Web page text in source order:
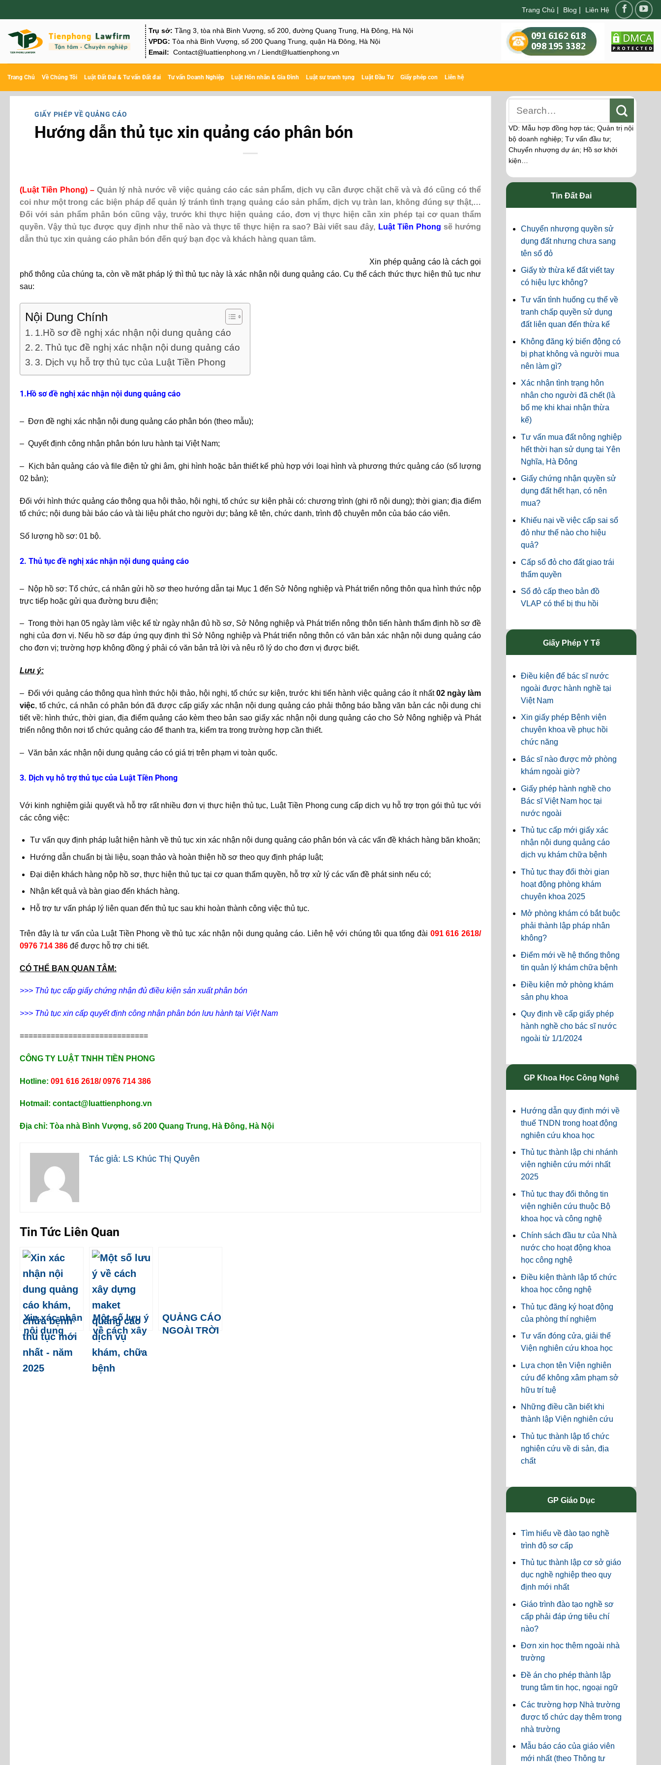
nội
dung
Trang Chủ | Blog | Liên Hệ
Trụ sở: Tầng 3, tòa nhà Bình Vượng, số 200, đường Quang Trung, Hà Đông, Hà Nội
VPDG: Tòa nhà Bình Vượng, số 200 Quang Trung, quận Hà Đông, Hà Nội
Email: Contact@luattienphong.vn / Liendt@luattienphong.vn
Trang Chủ Về Chúng Tôi Luật Đất Đai & Tư vấn Đất đai Tư vấn Doanh Nghiệp Luật Hôn nhân & Gia Đình Luật sư tranh tụng Luật Đầu Tư Giấy phép con Liên hệ
GIẤY PHÉP VỀ QUẢNG CÁO
Hướng dẫn thủ tục xin quảng cáo phân bón
(Luật Tiền Phong) – Quản lý nhà nước về việc quảng cáo các sản phẩm, dịch vụ cần được chặt chẽ và và đó cũng có thể
coi như một trong các biện pháp để quản lý tránh tình trạng quảng cáo sản phẩm, dịch vụ tràn lan, không đúng sự thật,…
Đối với sản phẩm phân bón cũng vậy, trước khi thực hiện quảng cáo, đơn vị thực hiện cần xin phép tại cơ quan thẩm
quyền. Vậy thủ tục được quy định như thế nào và thực tế thực hiện ra sao? Bài viết sau đây, Luật Tiền Phong sẽ hướng
dẫn thủ tục xin quảng cáo phân bón đến quý bạn đọc và khách hàng quan tâm.
Xin phép quảng cáo là cách gọi
phổ thông của chúng ta, còn về mặt pháp lý thì thủ tục này là xác nhận nội dung quảng cáo. Cụ thể cách thức thực hiện thủ tục như
sau:
Nội Dung Chính
1.Hồ sơ đề nghị xác nhận nội dung quảng cáo
2. Thủ tục đề nghị xác nhận nội dung quảng cáo
3. Dịch vụ hỗ trợ thủ tục của Luật Tiền Phong
1.Hồ sơ đề nghị xác nhận nội dung quảng cáo
– Đơn đề nghị xác nhận nội dung quảng cáo phân bón (theo mẫu);
– Quyết định công nhận phân bón lưu hành tại Việt Nam;
– Kịch bản quảng cáo và file điện tử ghi âm, ghi hình hoặc bản thiết kế phù hợp với loại hình và phương thức quảng cáo (số lượng
02 bản);
Đối với hình thức quảng cáo thông qua hội thảo, hội nghị, tổ chức sự kiện phải có: chương trình (ghi rõ nội dung); thời gian; địa điểm
tổ chức; nội dung bài báo cáo và tài liệu phát cho người dự; bảng kê tên, chức danh, trình độ chuyên môn của báo cáo viên.
Số lượng hồ sơ: 01 bộ.
2. Thủ tục đề nghị xác nhận nội dung quảng cáo
– Nộp hồ sơ: Tổ chức, cá nhân gửi hồ sơ theo hướng dẫn tại Mục 1 đến Sở Nông nghiệp và Phát triển nông thôn qua hình thức nộp
trực tiếp hoặc gửi qua đường bưu điện;
– Trong thời hạn 05 ngày làm việc kể từ ngày nhận đủ hồ sơ, Sở Nông nghiệp và Phát triển nông thôn tiến hành thẩm định hồ sơ đề
nghị của đơn vị. Nếu hồ sơ đáp ứng quy định thì Sở Nông nghiệp và Phát triển nông thôn có văn bản xác nhận nội dung quảng cáo
cho đơn vị; trường hợp không đồng ý phải có văn bản trả lời và nêu rõ lý do cho đơn vị được biết.
Lưu ý:
– Đối với quảng cáo thông qua hình thức hội thảo, hội nghị, tổ chức sự kiện, trước khi tiến hành việc quảng cáo ít nhất02 ngày làm
việc, tổ chức, cá nhân có phân bón đã được cấp giấy xác nhận nội dung quảng cáo phải thông báo bằng văn bản các nội dung chi
tiết về: hình thức, thời gian, địa điểm quảng cáo kèm theo bản sao giấy xác nhận nội dung quảng cáo cho Sở Nông nghiệp và Phát
triển nông thôn nơi tổ chức quảng cáo để thanh tra, kiểm tra trong trường hợp cần thiết.
– Văn bản xác nhận nội dung quảng cáo có giá trị trên phạm vi toàn quốc.
3. Dịch vụ hỗ trợ thủ tục của Luật Tiền Phong
Với kinh nghiệm giải quyết và hỗ trợ rất nhiều đơn vị thực hiện thủ tục, Luật Tiền Phong cung cấp dịch vụ hỗ trợ trọn gói thủ tục với
các công việc:
Tư vấn quy định pháp luật hiện hành về thủ tục xin xác nhận nội dung quảng cáo phân bón và các vấn đề khách hàng băn khoăn;
Hướng dẫn chuẩn bị tài liệu, soạn thảo và hoàn thiện hồ sơ theo quy định pháp luật;
Đại diện khách hàng nộp hồ sơ, thực hiện thủ tục tại cơ quan thẩm quyền, hỗ trợ xử lý các vấn đề phát sinh nếu có;
Nhận kết quả và bàn giao đến khách hàng.
Hỗ trợ tư vấn pháp lý liên quan đến thủ tục sau khi hoàn thành công việc thủ tục.
Trên đây là tư vấn của Luật Tiền Phong về thủ tục xác nhận nội dung quảng cáo. Liên hệ với chúng tôi qua tổng đài 091 616 2618/
0976 714 386 để được hỗ trợ chi tiết.
CÓ THỂ BẠN QUAN TÂM:
>>> Thủ tục cấp giấy chứng nhận đủ điều kiện sản xuất phân bón
>>> Thủ tục xin cấp quyết định công nhận phân bón lưu hành tại Việt Nam
=============================
CÔNG TY LUẬT TNHH TIỀN PHONG
Hotline: 091 616 2618/ 0976 714 386
Hotmail: contact@luattienphong.vn
Địa chỉ: Tòa nhà Bình Vượng, số 200 Quang Trung, Hà Đông, Hà Nội
Tác giả: LS Khúc Thị Quyên
Tin Tức Liên Quan
Xin xác nhận
nội dung
quảng cáo
khám, chữa
bệnh theo
Một số lưu ý
về cách xây
dựng maket
quảng cáo
dịch vụ
QUẢNG CÁO
NGOÀI TRỜI
VD: Mẫu hợp đồng hợp tác; Quản trị nội
bộ doanh nghiệp; Tư vấn đầu tư;
Chuyển nhượng dự án; Hồ sơ khởi
kiện…
Tin Đất Đai
Chuyển nhượng quyền sử
dụng đất nhưng chưa sang
tên sổ đỏ
Giấy tờ thừa kế đất viết tay
có hiệu lực không?
Tư vấn tình huống cụ thể về
tranh chấp quyền sử dụng
đất liên quan đến thừa kế
Không đăng ký biến động có
bị phạt không và người mua
nên làm gì?
Xác nhận tình trạng hôn
nhân cho người đã chết (là
bố mẹ khi khai nhận thừa
kế)
Tư vấn mua đất nông nghiệp
hết thời hạn sử dụng tại Yên
Nghĩa, Hà Đông
Giấy chứng nhận quyền sử
dụng đất hết hạn, có nên
mua?
Khiếu nại về việc cấp sai sổ
đỏ như thế nào cho hiệu
quả?
Cấp sổ đỏ cho đất giao trái
thẩm quyền
Sổ đỏ cấp theo bản đồ
VLAP có thể bị thu hồi
Giấy Phép Y Tế
Điều kiện để bác sĩ nước
ngoài được hành nghề tại
Việt Nam
Xin giấy phép Bệnh viện
chuyên khoa về phục hồi
chức năng
Bác sĩ nào được mở phòng
khám ngoài giờ?
Giấy phép hành nghề cho
Bác sĩ Việt Nam học tại
nước ngoài
Thủ tục cấp mới giấy xác
nhận nội dung quảng cáo
dịch vụ khám chữa bệnh
Thủ tục thay đổi thời gian
hoạt động phòng khám
chuyên khoa 2025
Mở phòng khám có bắt buộc
phải thành lập pháp nhân
không?
Điểm mới về hệ thống thông
tin quản lý khám chữa bệnh
Điều kiện mở phòng khám
sản phụ khoa
Quy định về cấp giấy phép
hành nghề cho bác sĩ nước
ngoài từ 1/1/2024
GP Khoa Học Công Nghệ
Hướng dẫn quy định mới về
thuế TNDN trong hoạt động
nghiên cứu khoa học
Thủ tục thành lập chi nhánh
viện nghiên cứu mới nhất
2025
Thủ tục thay đổi thông tin
viện nghiên cứu thuộc Bộ
khoa học và công nghệ
Chính sách đầu tư của Nhà
nước cho hoạt động khoa
học công nghệ
Điều kiện thành lập tổ chức
khoa học công nghệ
Thủ tục đăng ký hoạt động
của phòng thí nghiệm
Tư vấn đóng cửa, giải thể
Viện nghiên cứu khoa học
Lựa chọn tên Viện nghiên
cứu để không xâm phạm sở
hữu trí tuệ
Những điều cần biết khi
thành lập Viện nghiên cứu
Thủ tục thành lập tổ chức
nghiên cứu về di sản, địa
chất
GP Giáo Dục
Tìm hiểu về đào tạo nghề
trình độ sơ cấp
Thủ tục thành lập cơ sở giáo
dục nghề nghiệp theo quy
định mới nhất
Giáo trình đào tạo nghề sơ
cấp phải đáp ứng tiêu chí
nào?
Đơn xin học thêm ngoài nhà
trường
Đề án cho phép thành lập
trung tâm tin học, ngoại ngữ
Các trường hợp Nhà trường
được tổ chức dạy thêm trong
nhà trường
Mẫu báo cáo của giáo viên
mới nhất (theo Thông tư